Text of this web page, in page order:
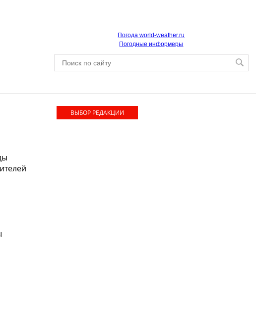
Погода world-weather.ru
Погодные информеры
ВЫБОР РЕДАКЦИИ